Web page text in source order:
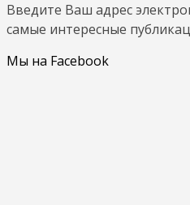
Введите Ваш адрес
самые интересные
Мы на Facebook